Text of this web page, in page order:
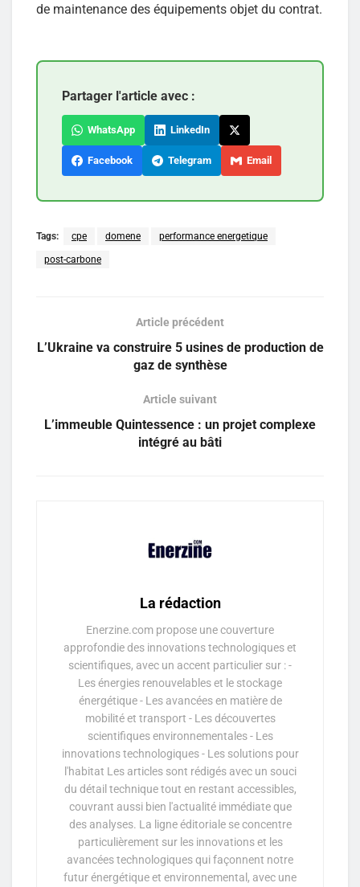
de maintenance des équipements objet du contrat.
Partager l'article avec :
WhatsApp LinkedIn
Facebook Telegram Email
Tags: cpe domene performance energetique
post-carbone
Article précédent
L’Ukraine va construire 5 usines de production de
gaz de synthèse
Article suivant
L’immeuble Quintessence : un projet complexe
intégré au bâti
La rédaction
Enerzine.com propose une couverture
approfondie des innovations technologiques et
scientifiques, avec un accent particulier sur : -
Les énergies renouvelables et le stockage
énergétique - Les avancées en matière de
mobilité et transport - Les découvertes
scientifiques environnementales - Les
innovations technologiques - Les solutions pour
l'habitat Les articles sont rédigés avec un souci
du détail technique tout en restant accessibles,
couvrant aussi bien l'actualité immédiate que
des analyses. La ligne éditoriale se concentre
particulièrement sur les innovations et les
avancées technologiques qui façonnent notre
futur énergétique et environnemental, avec une